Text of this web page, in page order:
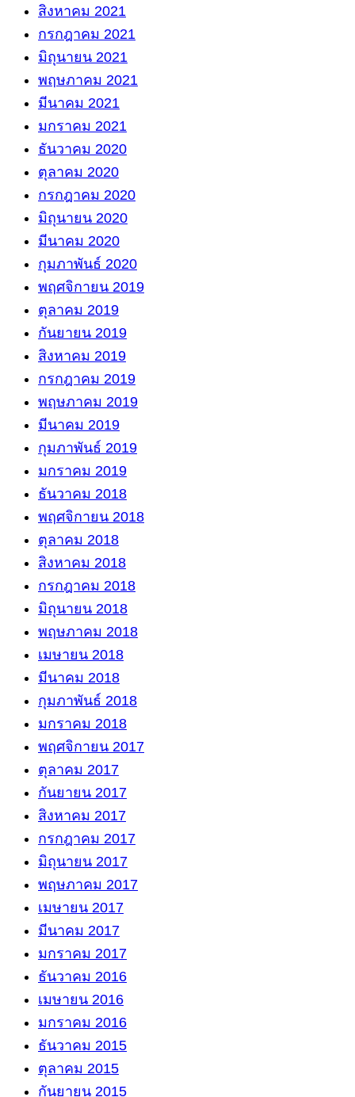
สิงหาคม 2021
กรกฎาคม 2021
มิถุนายน 2021
พฤษภาคม 2021
มีนาคม 2021
มกราคม 2021
ธันวาคม 2020
ตุลาคม 2020
กรกฎาคม 2020
มิถุนายน 2020
มีนาคม 2020
กุมภาพันธ์ 2020
พฤศจิกายน 2019
ตุลาคม 2019
กันยายน 2019
สิงหาคม 2019
กรกฎาคม 2019
พฤษภาคม 2019
มีนาคม 2019
กุมภาพันธ์ 2019
มกราคม 2019
ธันวาคม 2018
พฤศจิกายน 2018
ตุลาคม 2018
สิงหาคม 2018
กรกฎาคม 2018
มิถุนายน 2018
พฤษภาคม 2018
เมษายน 2018
มีนาคม 2018
กุมภาพันธ์ 2018
มกราคม 2018
พฤศจิกายน 2017
ตุลาคม 2017
กันยายน 2017
สิงหาคม 2017
กรกฎาคม 2017
มิถุนายน 2017
พฤษภาคม 2017
เมษายน 2017
มีนาคม 2017
มกราคม 2017
ธันวาคม 2016
เมษายน 2016
มกราคม 2016
ธันวาคม 2015
ตุลาคม 2015
กันยายน 2015